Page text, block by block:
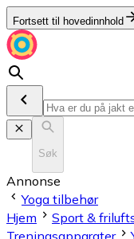
Fortsett til hovedinnhold
Søk
Annonse
Yoga tilbehør
Hjem
Sport &
Treningsapparater